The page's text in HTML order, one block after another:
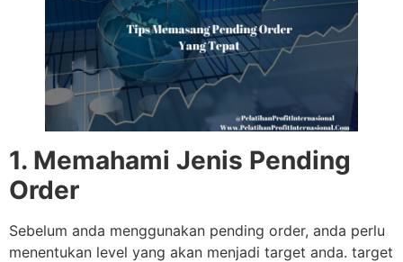
1. Memahami Jenis Pending
Order
Sebelum anda menggunakan pending order, anda perlu
menentukan level yang akan menjadi target anda. target